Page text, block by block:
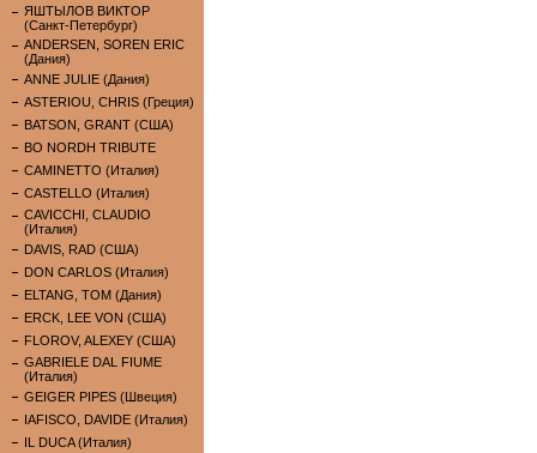
ЯШТЫЛОВ ВИКТОР
(Санкт-Петербург)
ANDERSEN, SOREN ERIC
(Дания)
ANNE JULIE (Дания)
ASTERIOU, CHRIS (Греция)
BATSON, GRANT (США)
BO NORDH TRIBUTE
CAMINETTO (Италия)
CASTELLO (Италия)
CAVICCHI, CLAUDIO
(Италия)
DAVIS, RAD (США)
DON CARLOS (Италия)
ELTANG, TOM (Дания)
ERCK, LEE VON (США)
FLOROV, ALEXEY (США)
GABRIELE DAL FIUME
(Италия)
GEIGER PIPES (Швеция)
IAFISCO, DAVIDE (Италия)
IL DUCA (Италия)